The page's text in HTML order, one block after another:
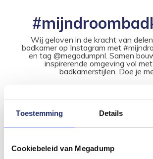
Toestemming Details
Cookiebeleid van Megadump
Wij geloven in de kracht van
badkamer op Instagram met
en tag @megadumpnl. Samen
inspirerende omgeving vol
badkamerstijlen. Doe je